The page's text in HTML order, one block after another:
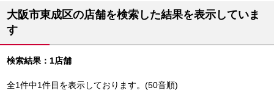
大阪市東成区の店舗を検索した結果を表示していま
す
検索結果：1店舗
全1件中1件目を表示しております。(50音順)